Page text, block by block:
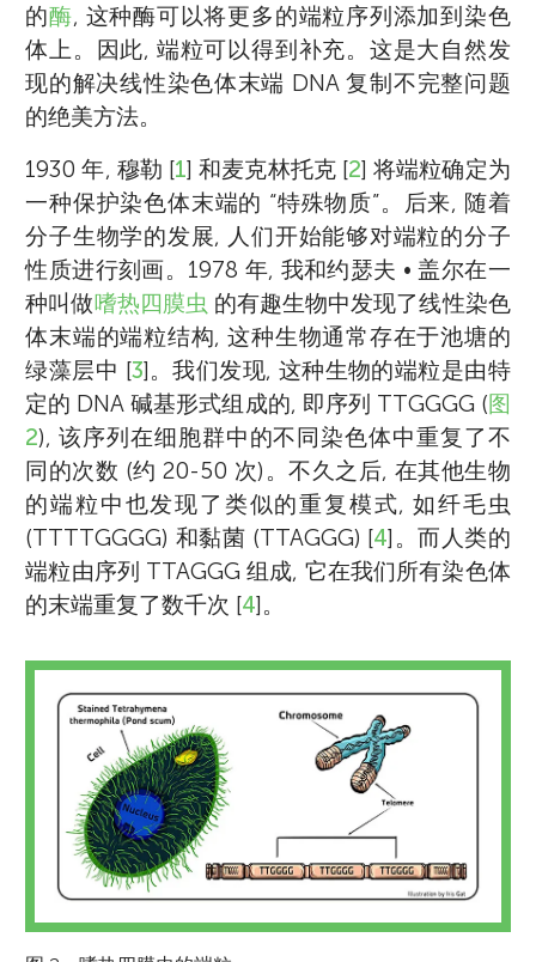
的酶, 这种酶可以将更多的端粒序列添加到染色
体上。因此, 端粒可以得到补充。这是大自然发
现的解决线性染色体末端 DNA 复制不完整问题
的绝美方法。
1930 年, 穆勒 [1] 和麦克林托克 [2] 将端粒确定为
一种保护染色体末端的 “特殊物质”。后来, 随着
分子生物学的发展, 人们开始能够对端粒的分子
性质进行刻画。1978 年, 我和约瑟夫 • 盖尔在一
种叫做嗜热四膜虫 的有趣生物中发现了线性染色
体末端的端粒结构, 这种生物通常存在于池塘的
绿藻层中 [3]。我们发现, 这种生物的端粒是由特
定的 DNA 碱基形式组成的, 即序列 TTGGGG (图
2), 该序列在细胞群中的不同染色体中重复了不
同的次数 (约 20-50 次)。不久之后, 在其他生物
的端粒中也发现了类似的重复模式, 如纤毛虫
(TTTTGGGG) 和黏菌 (TTAGGG) [4]。而人类的
端粒由序列 TTAGGG 组成, 它在我们所有染色体
的末端重复了数千次 [4]。